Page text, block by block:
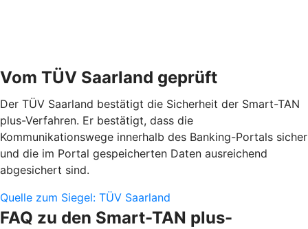
Vom TÜV Saarland geprüft
Der TÜV Saarland bestätigt die Sicherheit der Smart-TAN
plus-Verfahren. Er bestätigt, dass die
Kommunikationswege innerhalb des Banking-Portals sicher
und die im Portal gespeicherten Daten ausreichend
abgesichert sind.
Quelle zum Siegel: TÜV Saarland
FAQ zu den Smart-TAN plus-